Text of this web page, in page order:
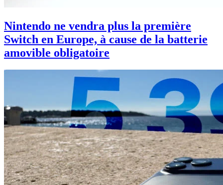
Nintendo ne vendra plus la première
Switch en Europe, à cause de la batterie
amovible obligatoire